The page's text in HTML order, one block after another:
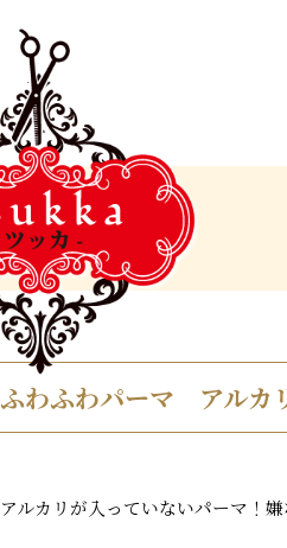
ふわふわパーマ アルカ
アルカリが入っていないパーマ！嫌